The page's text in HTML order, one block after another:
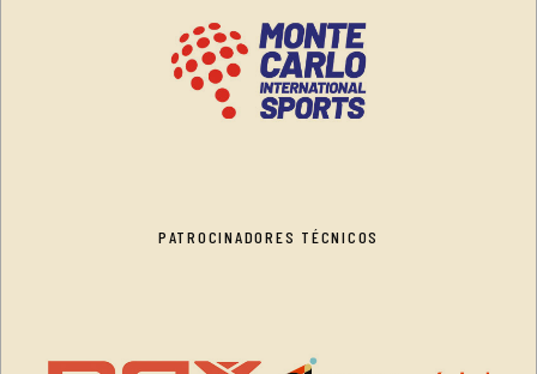
PATROCINADORES TÉCNICOS